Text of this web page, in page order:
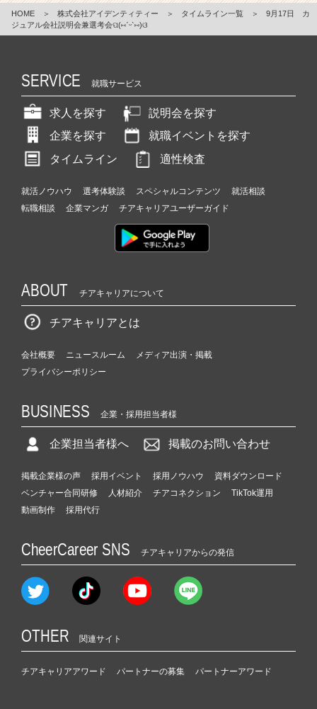
HOME ＞ 株式会社アイデンティティー ＞ タイムライン一覧 ＞
9月17日 カ
ジュアル会社説明会兼選考会ପ(⑅ˊᵕˋ⑅)ଓ
SERVICE 就職サービス
求人を探す
説明会を探す
企業を探す
就職イベントを探す
タイムライン
適性検査
就活ノウハウ 選考体験談 スペシャルコンテンツ
就活相談
転職相談
企業マンガ チアキャリアユーザーガイド
ABOUT チアキャリアについて
チアキャリアとは
会社概要 ニュースルーム
メディア出演・掲載
プライバシーポリシー
BUSINESS 企業・採用担当者様
企業担当者様へ 掲載のお問い合わせ
掲載企業様の声 採用イベント 採用ノウハウ
資料ダウンロード
ベンチャー合同研修
人材紹介 チアコネクション
TikTok運用
動画制作
採用代行
CheerCareer SNS チアキャリアからの発信
OTHER 関連サイト
チアキャリアアワード パートナーの募集 パートナーアワード